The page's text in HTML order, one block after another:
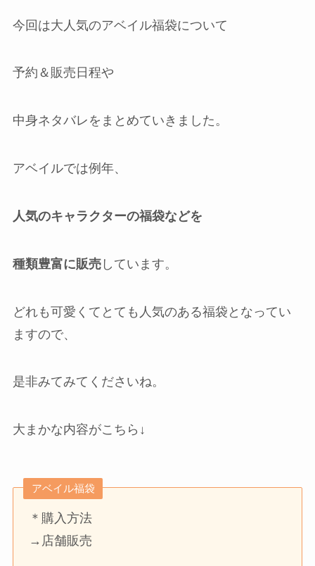
今回は大人気のアベイル福袋について
予約＆販売日程や
中身ネタバレをまとめていきました。
アベイルでは例年、
人気のキャラクターの福袋などを
種類豊富に販売しています。
どれも可愛くてとても人気のある福袋となってい
ますので、
是非みてみてくださいね。
大まかな内容がこちら↓
アベイル福袋
＊購入方法
→店舗販売